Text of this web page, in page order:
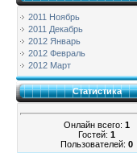
2011 Ноябрь
2011 Декабрь
2012 Январь
2012 Февраль
2012 Март
Статистика
Онлайн всего: 1
Гостей: 1
Пользователей: 0